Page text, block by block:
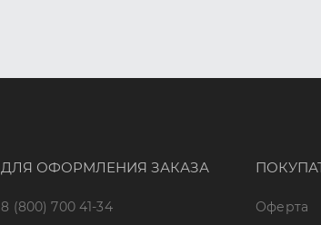
ДЛЯ ОФОРМЛЕНИЯ ЗАКАЗА
8 (800) 700 41-34 Оферта